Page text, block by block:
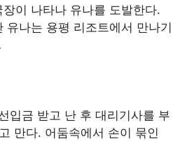
이 나타나 유나를 도발한다.
유나는 용평 리조트에서 만나기
입금 받고 난 후 대리기사를 부
만다. 어둠속에서 손이 묶인